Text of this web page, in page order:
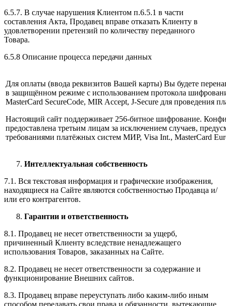
6.5.7. В случае нарушения Клиентом п.6.5.1 в части
составления Акта, Продавец вправе отказать Клиенту в
удовлетворении претензий по количеству переданного
Товара.
6.5.8 Описание процесса передачи данных
Для оплаты (ввода реквизитов Вашей карты) Вы будете
в защищённом режиме с использованием протокола
MasterCard SecureCode, MIR Accept, J-Secure для проведения
Настоящий сайт поддерживает 256-битное шифрование.
предоставлена третьим лицам за исключением случаев,
требованиями платёжных систем МИР, Visa Int., MasterCard
Интеллектуальная собственность
7.1. Вся текстовая информация и графические изображения,
находящиеся на Сайте являются собственностью Продавца и/
или его контрагентов.
Гарантии и ответственность
8.1. Продавец не несет ответственности за ущерб,
причиненный Клиенту вследствие ненадлежащего
использования Товаров, заказанных на Сайте.
8.2. Продавец не несет ответственности за содержание и
функционирование Внешних сайтов.
8.3. Продавец вправе переуступать либо каким-либо иным
способом передавать свои права и обязанности, вытекающие